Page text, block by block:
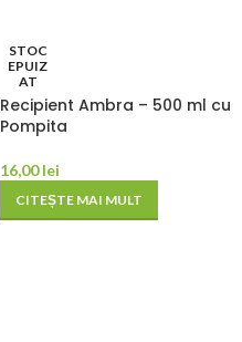
STOC
EPUIZ
AT
Recipient Ambra – 500 ml cu
Pompita
16,00lei
CITEȘTE MAI MULT